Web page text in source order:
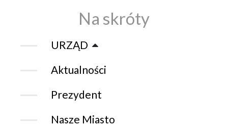
Na skróty
URZĄD
Aktualności
Prezydent
Nasze Miasto